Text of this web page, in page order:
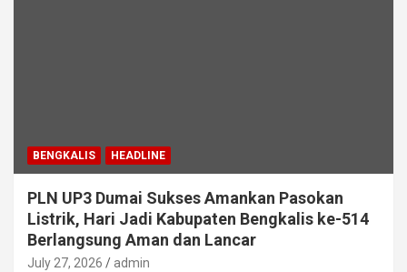
BENGKALIS HEADLINE
PLN UP3 Dumai Sukses Amankan Pasokan
Listrik, Hari Jadi Kabupaten Bengkalis ke-514
Berlangsung Aman dan Lancar
July 27, 2026 admin